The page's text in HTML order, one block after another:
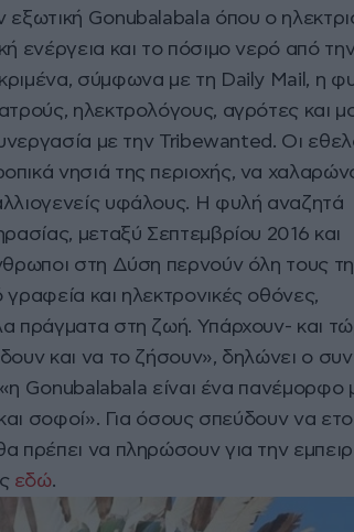
εξωτική Gonubalabala όπου ο
ενέργεια και το πόσιμο νερό από την
σύμφωνα με τη Daily Mail, η
ηλεκτρολόγους, αγρότες και
με την Tribewanted. Οι
νησιά της περιοχής, να
υφάλους. Η φυλή αναζητά
μεταξύ Σεπτεμβρίου 2016 και
στη Δύση περνούν όλη τους
και ηλεκτρονικές οθόνες,
πράγματα στη ζωή. Υπάρχουν- και
και να το ζήσουν», δηλώνει ο
Gonubalabala είναι ένα πανέμορφο
σοφοί». Για όσους σπεύδουν να
πρέπει να πληρώσουν για την
εδώ.